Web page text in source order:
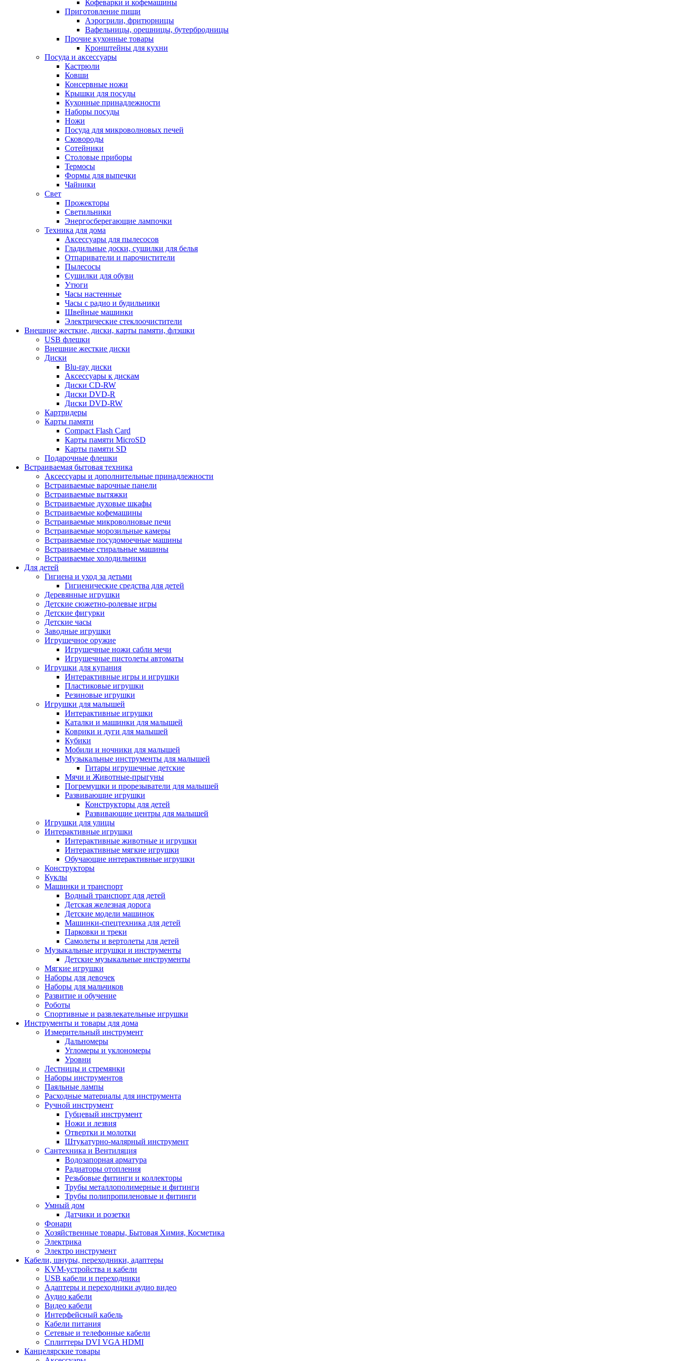
Кофеварки и кофемашины
Приготовление пищи
Аэрогрили, фритюрницы
Вафельницы, орешницы, бутербродницы
Прочие кухонные товары
Кронштейны для кухни
Посуда и аксессуары
Кастрюли
Ковши
Консервные ножи
Крышки для посуды
Кухонные принадлежности
Наборы посуды
Ножи
Посуда для микроволновых печей
Сковороды
Сотейники
Столовые приборы
Термосы
Формы для выпечки
Чайники
Свет
Прожекторы
Светильники
Энергосберегающие лампочки
Техника для дома
Аксессуары для пылесосов
Гладильные доски, сушилки для белья
Отпариватели и парочистители
Пылесосы
Сушилки для обуви
Утюги
Часы настенные
Часы с радио и будильники
Швейные машинки
Электрические стеклоочистители
Внешние жесткие, диски, карты памяти, флэшки
USB флешки
Внешние жесткие диски
Диски
Blu-ray диски
Аксессуары к дискам
Диски CD-RW
Диски DVD-R
Диски DVD-RW
Картридеры
Карты памяти
Compact Flash Card
Карты памяти MicroSD
Карты памяти SD
Подарочные флешки
Встраиваемая бытовая техника
Аксессуары и дополнительные принадлежности
Встраиваемые варочные панели
Встраиваемые вытяжки
Встраиваемые духовые шкафы
Встраиваемые кофемашины
Встраиваемые микроволновые печи
Встраиваемые морозильные камеры
Встраиваемые посудомоечные машины
Встраиваемые стиральные машины
Встраиваемые холодильники
Для детей
Гигиена и уход за детьми
Гигиенические средства для детей
Деревянные игрушки
Детские сюжетно-ролевые игры
Детские фигурки
Детские часы
Заводные игрушки
Игрушечное оружие
Игрушечные ножи сабли мечи
Игрушечные пистолеты автоматы
Игрушки для купания
Интерактивные игры и игрушки
Пластиковые игрушки
Резиновые игрушки
Игрушки для малышей
Интерактивные игрушки
Каталки и машинки для малышей
Коврики и дуги для малышей
Кубики
Мобили и ночники для малышей
Музыкальные инструменты для малышей
Гитары игрушечные детские
Мячи и Животные-прыгуны
Погремушки и прорезыватели для малышей
Развивающие игрушки
Конструкторы для детей
Развивающие центры для малышей
Игрушки для улицы
Интерактивные игрушки
Интерактивные животные и игрушки
Интерактивные мягкие игрушки
Обучающие интерактивные игрушки
Конструкторы
Куклы
Машинки и транспорт
Водный транспорт для детей
Детская железная дорога
Детские модели машинок
Машинки-спецтехника для детей
Парковки и треки
Самолеты и вертолеты для детей
Музыкальные игрушки и инструменты
Детские музыкальные инструменты
Мягкие игрушки
Наборы для девочек
Наборы для мальчиков
Развитие и обучение
Роботы
Спортивные и развлекательные игрушки
Инструменты и товары для дома
Измерительный инструмент
Дальномеры
Угломеры и уклономеры
Уровни
Лестницы и стремянки
Наборы инструментов
Паяльные лампы
Расходные материалы для инструмента
Ручной инструмент
Губцевый инструмент
Ножи и лезвия
Отвертки и молотки
Штукатурно-малярный инструмент
Сантехника и Вентиляция
Водозапорная арматура
Радиаторы отопления
Резьбовые фитинги и коллекторы
Трубы металлополимерные и фитинги
Трубы полипропиленовые и фитинги
Умный дом
Датчики и розетки
Фонари
Хозяйственные товары, Бытовая Химия, Косметика
Электрика
Электро инструмент
Кабели, шнуры, переходники, адаптеры
KVM-устройства и кабели
USB кабели и переходники
Адаптеры и переходники аудио видео
Аудио кабели
Видео кабели
Интерфейсный кабель
Кабели питания
Сетевые и телефонные кабели
Сплиттеры DVI VGA HDMI
Канцелярские товары